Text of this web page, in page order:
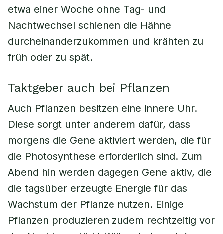
etwa einer Woche ohne Tag- und
Nachtwechsel schienen die Hähne
durcheinanderzukommen und krähten zu
früh oder zu spät.
Taktgeber auch bei Pflanzen
Auch Pflanzen besitzen eine innere Uhr.
Diese sorgt unter anderem dafür, dass
morgens die Gene aktiviert werden, die für
die Photosynthese erforderlich sind. Zum
Abend hin werden dagegen Gene aktiv, die
die tagsüber erzeugte Energie für das
Wachstum der Pflanze nutzen. Einige
Pflanzen produzieren zudem rechtzeitig vor